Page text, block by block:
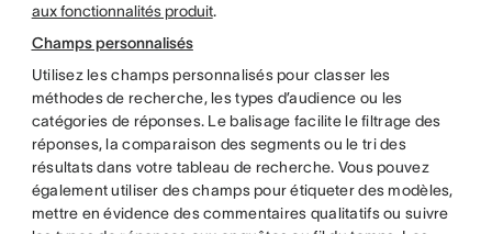
aux fonctionnalités produit.
Champs personnalisés
Utilisez les champs personnalisés pour classer les
méthodes de recherche, les types d’audience ou les
catégories de réponses. Le balisage facilite le filtrage des
réponses, la comparaison des segments ou le tri des
résultats dans votre tableau de recherche. Vous pouvez
également utiliser des champs pour étiqueter des modèles,
mettre en évidence des commentaires qualitatifs ou suivre